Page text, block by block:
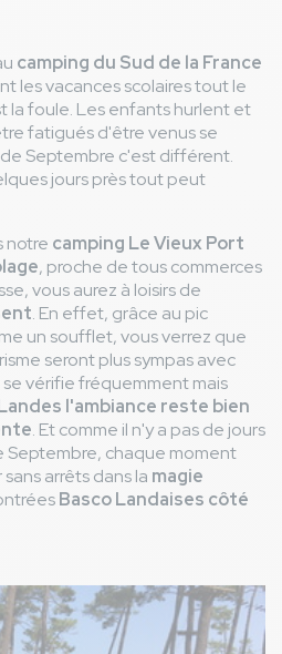
camping du Sud de la France
les vacances scolaires tout le
la foule. Les enfants hurlent et
fatigués d'être venus se
Septembre c'est différent.
jours près tout peut
notre camping Le Vieux Port
, proche de tous commerces
vous aurez à loisirs de
. En effet, grâce au pic
un soufflet, vous verrez que
seront plus sympas avec
vérifie fréquemment mais
l'ambiance reste bien
. Et comme il n'y a pas de jours
Septembre, chaque moment
arrêts dans la magie
Basco Landaises côté